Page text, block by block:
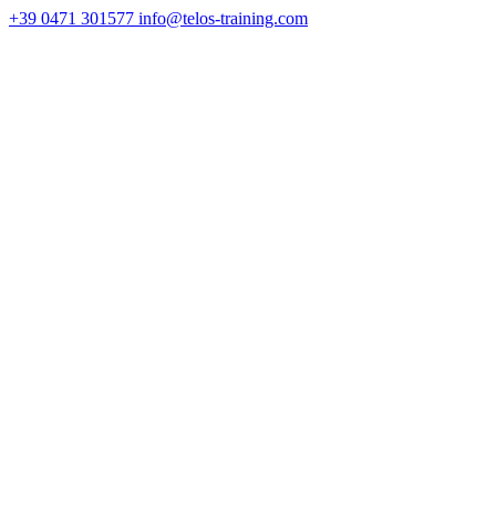
+39 0471 301577 info@telos-training.com